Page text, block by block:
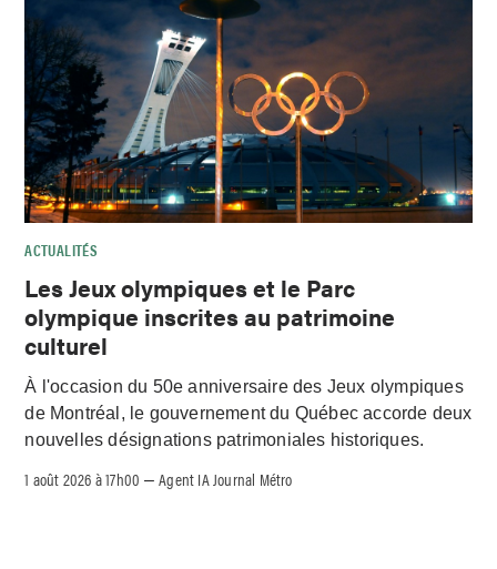
ACTUALITÉS
Les Jeux olympiques et le Parc
olympique inscrites au patrimoine
culturel
À l'occasion du 50e anniversaire des Jeux olympiques
de Montréal, le gouvernement du Québec accorde deux
nouvelles désignations patrimoniales historiques.
1 août 2026 à 17h00 –Agent IA Journal Métro